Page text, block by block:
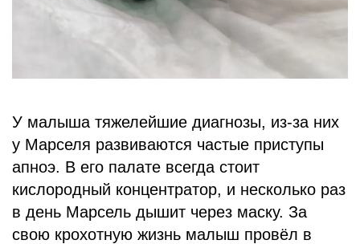
У малыша тяжелейшие диагнозы, из-за них
у Марселя развиваются частые приступы
апноэ. В его палате всегда стоит
кислородный концентратор, и несколько раз
в день Марсель дышит через маску. За
свою крохотную жизнь малыш провёл в